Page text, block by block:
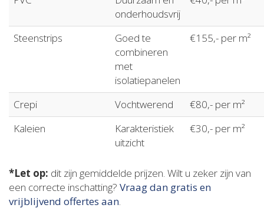
onderhoudsvrij
Steenstrips
Goed te
combineren
met
isolatiepanelen
€155,- per m²
Crepi Vochtwerend
€80,- per m²
Kaleien
Karakteristiek
uitzicht
€30,- per m²
*Let op: dit zijn gemiddelde prijzen. Wilt u zeker zijn van
een correcte inschatting? Vraag dan gratis en
vrijblijvend offertes aan.